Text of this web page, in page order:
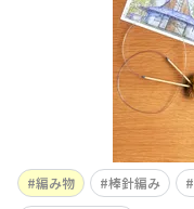
編み物 棒針編み